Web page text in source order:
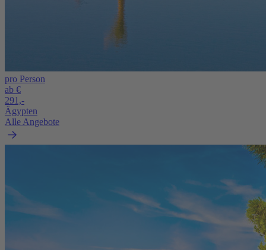
pro Person
ab €
291,-
Ägypten
Alle Angebote